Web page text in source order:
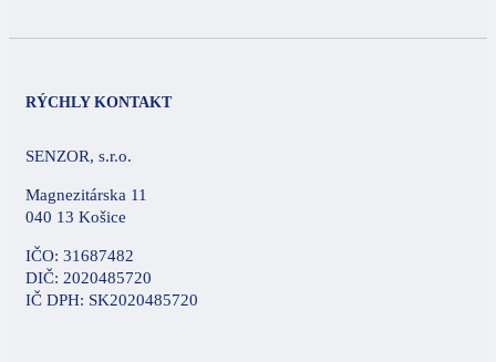
RÝCHLY KONTAKT
SENZOR, s.r.o.
Magnezitárska 11
040 13 Košice
IČO: 31687482
DIČ: 2020485720
IČ DPH: SK2020485720